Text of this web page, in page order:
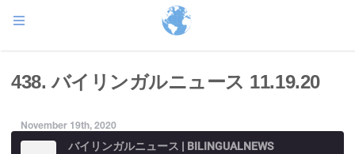
438. バイリンガルニュース 11.19.20
November 19th, 2020
バイリンガルニュース | BILINGUALNEWS